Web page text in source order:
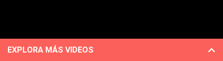
EXPLORA MÁS VIDEOS